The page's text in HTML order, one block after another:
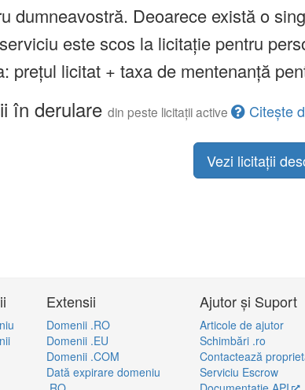
dumneavostră. Deoarece există o
este scos la licitație pentru
prețul licitat + taxa de mentenanță
în derulare din peste licitații active Citește
Vezi licitații
Extensii
Domenii .RO
Domenii .EU
Domenii .COM
Dată expirare domeniu
Ajutor și Suport
Articole de ajutor
Schimbări .ro
Contactează
Serviciu Escrow